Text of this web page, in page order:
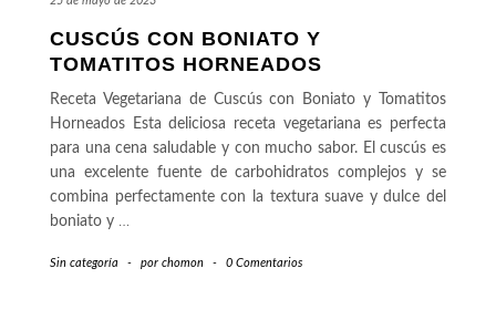
CUSCÚS CON BONIATO Y
TOMATITOS HORNEADOS
Receta Vegetariana de Cuscús con Boniato y Tomatitos
Horneados Esta deliciosa receta vegetariana es perfecta
para una cena saludable y con mucho sabor. El cuscús es
una excelente fuente de carbohidratos complejos y se
combina perfectamente con la textura suave y dulce del
boniato y …
Sin categoría - por chomon - 0 Comentarios